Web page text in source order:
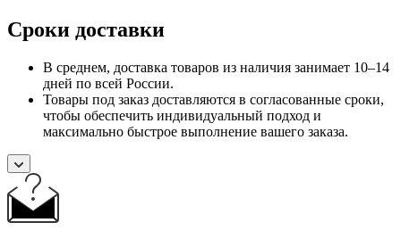
Сроки доставки
В среднем, доставка товаров из наличия занимает 10–14
дней по всей России.
Товары под заказ доставляются в согласованные сроки,
чтобы обеспечить индивидуальный подход и
максимально быстрое выполнение вашего заказа.